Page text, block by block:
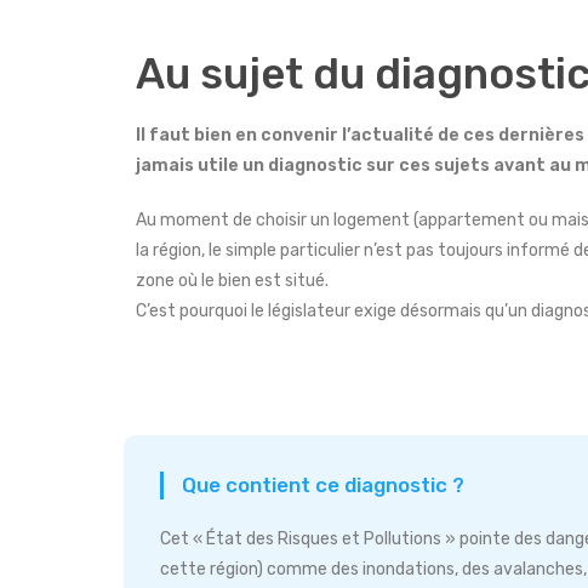
Au sujet du
Il faut bien en convenir l’actualité de ces
jamais utile un diagnostic sur ces sujets avant au
Au moment de choisir un logement (appartement ou
la région, le simple particulier n’est pas toujours informé
zone où le bien est situé.
C’est pourquoi le législateur exige désormais qu’un
Que contient ce diagnostic ?
Cet « État des Risques et Pollutions » pointe des
cette région) comme des inondations, des